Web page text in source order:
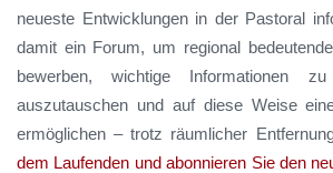
neueste Entwicklungen in der Pastoral
damit ein Forum, um regional
bewerben, wichtige Informationen
auszutauschen und auf diese Weise
ermöglichen – trotz räumlicher
dem Laufenden und abonnieren Sie den